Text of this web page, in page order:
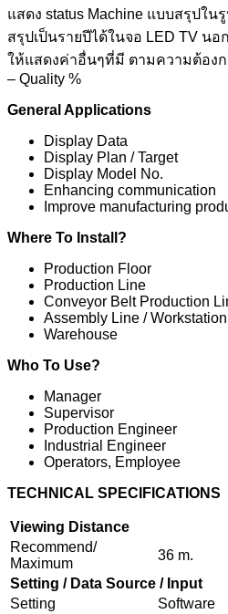
แสดง status Machine แบบสรุปใน
สรุปเป็นรายปีได้ในจอ LED TV น
ให้แสดงค่าอื่นๆที่มี ตามความต้อง
– Quality %
General Applications
Display Data
Display Plan / Target
Display Model No.
Enhancing communication
Improve manufacturing
Where To Install?
Production Floor
Production Line
Conveyor Belt Production
Assembly Line / Workstation
Warehouse
Who To Use?
Manager
Supervisor
Production Engineer
Industrial Engineer
Operators, Employee
TECHNICAL SPECIFICATIONS
Viewing Distance
Recommend/
Maximum
36 m.
Setting / Data Source / Input
Setting
Software